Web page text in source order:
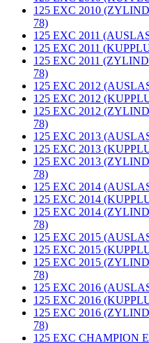
125 EXC 2010
78)
125 EXC 2011
125 EXC 2011
125 EXC 2011
78)
125 EXC 2012
125 EXC 2012
125 EXC 2012
78)
125 EXC 2013
125 EXC 2013
125 EXC 2013
78)
125 EXC 2014
125 EXC 2014
125 EXC 2014
78)
125 EXC 2015
125 EXC 2015
125 EXC 2015
78)
125 EXC 2016
125 EXC 2016
125 EXC 2016
78)
125 EXC CHAMPION